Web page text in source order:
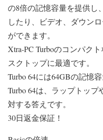
の8倍の記憶容量を提供し
したり、ビデオ、ダウン
ができます。
Xtra-PC Turboのコンパク
スクトップに最適です。
Turbo 64には64GBの記憶
Turbo 64は、ラップトッ
対する答えです。
30日返金保証！